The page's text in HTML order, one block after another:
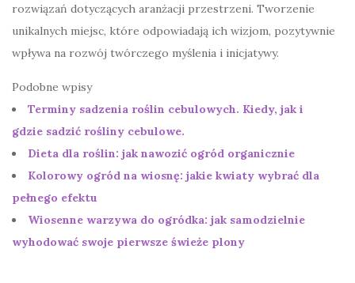
rozwiązań dotyczących aranżacji przestrzeni. Tworzenie
unikalnych miejsc, które odpowiadają ich wizjom, pozytywnie
wpływa na rozwój twórczego myślenia i inicjatywy.
Podobne wpisy
Terminy sadzenia roślin cebulowych. Kiedy, jak i
gdzie sadzić rośliny cebulowe.
Dieta dla roślin: jak nawozić ogród organicznie
Kolorowy ogród na wiosnę: jakie kwiaty wybrać dla
pełnego efektu
Wiosenne warzywa do ogródka: jak samodzielnie
wyhodować swoje pierwsze świeże plony